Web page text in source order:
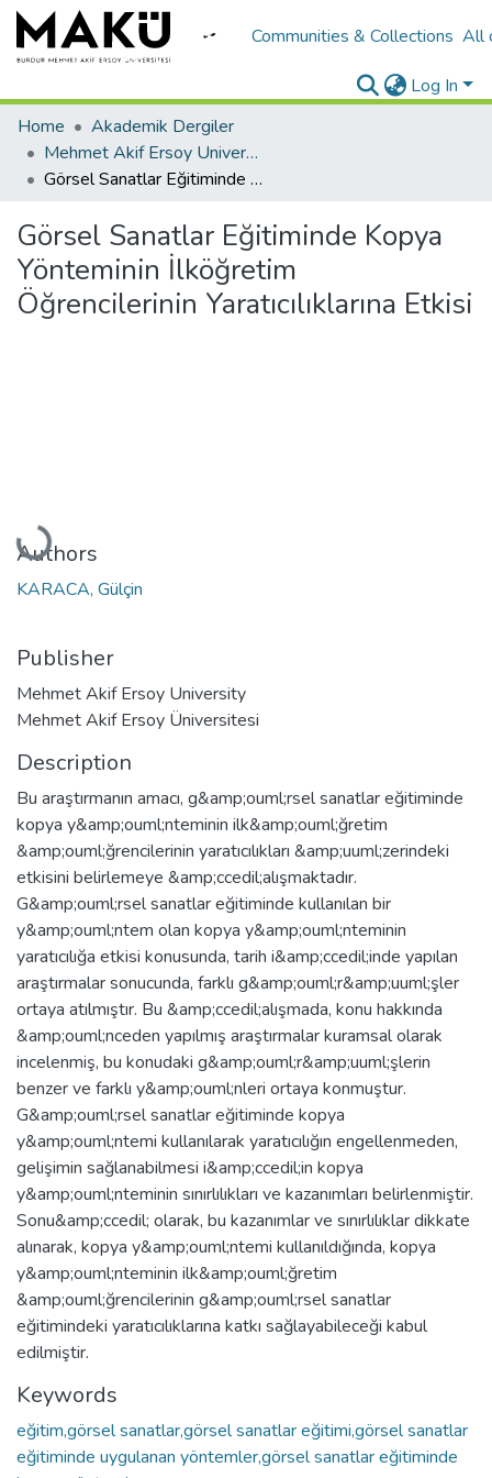
Communities & Collections All
Log In
Home
Akademik Dergiler
Mehmet Akif Ersoy University Journal of Education Faculty
Görsel Sanatlar Eğitiminde Kopya Yönteminin İlköğretim Öğrencilerinin Yaratıcılıklarına Etkisi
Görsel Sanatlar Eğitiminde Kopya
Yönteminin İlköğretim
Öğrencilerinin Yaratıcılıklarına Etkisi
Loading...
Authors
KARACA, Gülçin
Publisher
Mehmet Akif Ersoy University
Mehmet Akif Ersoy Üniversitesi
Description
Bu araştırmanın amacı, g&amp;ouml;rsel sanatlar eğitiminde
kopya y&amp;ouml;nteminin ilk&amp;ouml;ğretim
&amp;ouml;ğrencilerinin yaratıcılıkları &amp;uuml;zerindeki
etkisini belirlemeye &amp;ccedil;alışmaktadır.
G&amp;ouml;rsel sanatlar eğitiminde kullanılan bir
y&amp;ouml;ntem olan kopya y&amp;ouml;nteminin
yaratıcılığa etkisi konusunda, tarih i&amp;ccedil;inde yapılan
araştırmalar sonucunda, farklı g&amp;ouml;r&amp;uuml;şler
ortaya atılmıştır. Bu &amp;ccedil;alışmada, konu hakkında
&amp;ouml;nceden yapılmış araştırmalar kuramsal olarak
incelenmiş, bu konudaki g&amp;ouml;r&amp;uuml;şlerin
benzer ve farklı y&amp;ouml;nleri ortaya konmuştur.
G&amp;ouml;rsel sanatlar eğitiminde kopya
y&amp;ouml;ntemi kullanılarak yaratıcılığın engellenmeden,
gelişimin sağlanabilmesi i&amp;ccedil;in kopya
y&amp;ouml;nteminin sınırlılıkları ve kazanımları belirlenmiştir.
Sonu&amp;ccedil; olarak, bu kazanımlar ve sınırlılıklar dikkate
alınarak, kopya y&amp;ouml;ntemi kullanıldığında, kopya
y&amp;ouml;nteminin ilk&amp;ouml;ğretim
&amp;ouml;ğrencilerinin g&amp;ouml;rsel sanatlar
eğitimindeki yaratıcılıklarına katkı sağlayabileceği kabul
edilmiştir.
Keywords
eğitim,görsel sanatlar,görsel sanatlar eğitimi,görsel sanatlar
eğitiminde uygulanan yöntemler,görsel sanatlar eğitiminde